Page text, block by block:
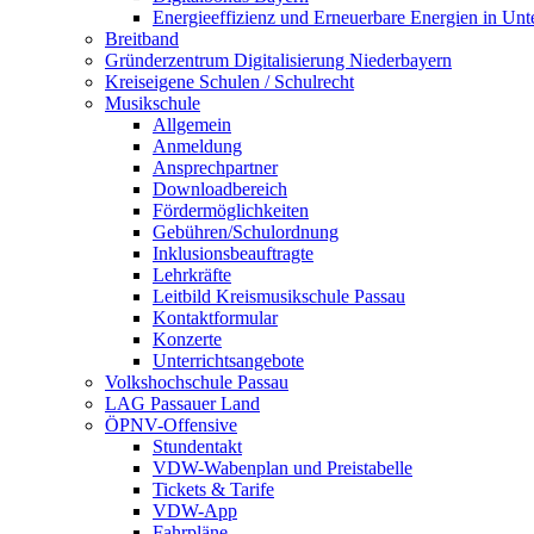
Energieeffizienz und Erneuerbare Energien in
Breitband
Gründerzentrum Digitalisierung Niederbayern
Kreiseigene Schulen / Schulrecht
Musikschule
Allgemein
Anmeldung
Ansprechpartner
Downloadbereich
Fördermöglichkeiten
Gebühren/Schulordnung
Inklusionsbeauftragte
Lehrkräfte
Leitbild Kreismusikschule Passau
Kontaktformular
Konzerte
Unterrichtsangebote
Volkshochschule Passau
LAG Passauer Land
ÖPNV-Offensive
Stundentakt
VDW-Wabenplan und Preistabelle
Tickets & Tarife
VDW-App